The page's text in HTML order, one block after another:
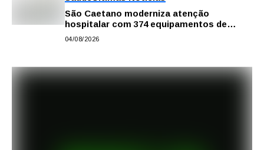
São Caetano moderniza atenção
hospitalar com 374 equipamentos de
última geração
04/08/2026